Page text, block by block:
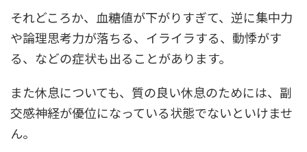
それどころか、血糖値が下がりすぎて、逆に集中力
や論理思考力が落ちる、イライラする、動悸がす
る、などの症状も出ることがあります。
また休息についても、質の良い休息のためには、副
交感神経が優位になっている状態でないといけませ
ん。